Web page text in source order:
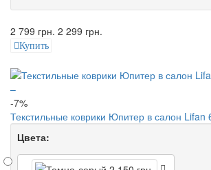
2 799 грн. 2 299 грн.
Купить
-7%
Текстильные коврики Юпитер в салон Lifan
Цвета: